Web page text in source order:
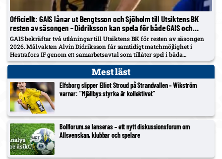
Officiellt: GAIS lånar ut Bengtsson och Sjöholm till Utsiktens BK
resten av säsongen – Didriksson kan spela för både GAIS och
Hestrafors
GAIS bekräftar två utlåningar till Utsiktens BK för resten av säsongen
2026. Målvakten Alvin Didriksson får samtidigt matchmöjlighet i
Hestrafors IF genom ett samarbetsavtal som tillåter spel i båda
klubbarna.
Mest läst
Elfsborg slipper Elliot Stroud på Strandvallen – Wikström
varnar: ”Mjällbys styrka är kollektivet”
Bollforum.se lanseras – ett nytt diskussionsforum om
Allsvenskan, klubbar och spelare